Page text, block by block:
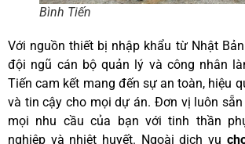
Bình Tiến
Với nguồn thiết bị nhập khẩu từ Nhật
đội ngũ cán bộ quản lý và công nhân
Tiến cam kết mang đến sự an toàn, hiệu
và tin cậy cho mọi dự án. Đơn vị luôn
mọi nhu cầu của bạn với tinh thần
nghiệp và nhiệt huyết. Ngoài dịch vụ